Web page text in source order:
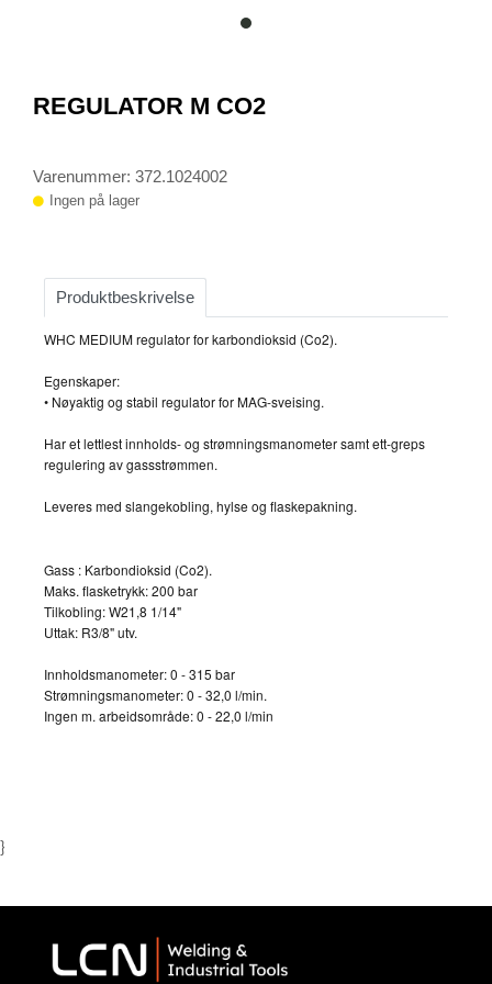
item
of
REGULATOR M CO2
Varenummer: 372.1024002
Ingen på lager
Produktbeskrivelse
WHC MEDIUM regulator for karbondioksid (Co2).
Egenskaper:
• Nøyaktig og stabil regulator for MAG-sveising.
Har et lettlest innholds- og strømningsmanometer samt ett-greps
regulering av gassstrømmen.
Leveres med slangekobling, hylse og flaskepakning.
Gass : Karbondioksid (Co2).
Maks. flasketrykk: 200 bar
Tilkobling: W21,8 1/14"
Uttak: R3/8" utv.
Innholdsmanometer: 0 - 315 bar
Strømningsmanometer: 0 - 32,0 l/min.
Ingen m. arbeidsområde: 0 - 22,0 l/min
}